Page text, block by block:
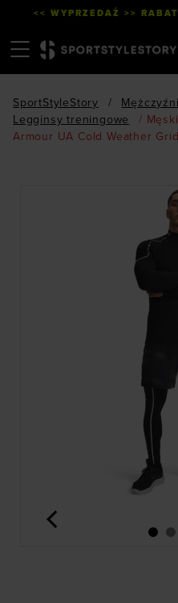
<< WYPRZEDAŻ >>
SportStyleStory / Mężczyźni
Legginsy treningowe
/
Armour UA Cold Weather
<